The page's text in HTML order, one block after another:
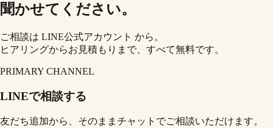
聞かせてください。
ご相談は LINE公式アカウント から。
ヒアリングからお見積もりまで、すべて無料です。
PRIMARY CHANNEL
LINEで相談する
友だち追加から、そのままチャットでご相談いただけます。